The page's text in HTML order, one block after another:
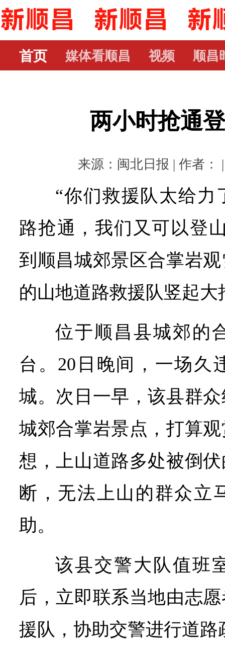
首页 媒体看顺昌 视频 顺昌
两小时抢通
来源：闽北日报 | 作者：
“你们救援队太给力
路抢通，我们又可以登
到顺昌城郊景区合掌岩
的山地道路救援队竖起大
位于顺昌县城郊的
台。20日晚间，一场久
城。次日一早，该县群
城郊合掌岩景点，打算
想，上山道路多处被倒
断，无法上山的群众立
助。
该县交警大队值班
后，立即联系当地由志
援队，协助交警进行道路